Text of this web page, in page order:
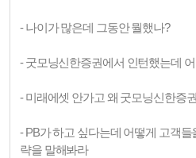
- 나이가 많은데 그동안 뭘했나?
- 굿모닝신한증권에서 인턴했는데
- 미래에셋 안가고 왜 굿모닝신한증
- PB가 하고 싶다는데 어떻게 고객
략을 말해봐라